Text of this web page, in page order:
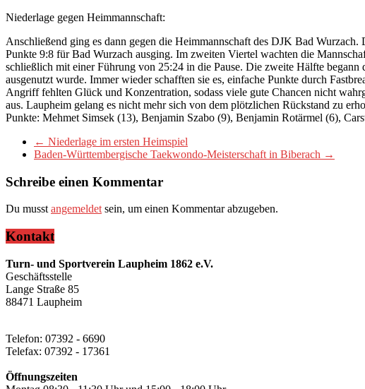
Niederlage gegen Heimmannschaft:
Anschließend ging es dann gegen die Heimmannschaft des DJK Bad
Punkte 9:8 für Bad Wurzach ausging. Im zweiten Viertel wachten die
schließlich mit einer Führung von 25:24 in die Pause. Die zweite Hälfte
ausgenutzt wurde. Immer wieder schafften sie es, einfache Punkte durch
Angriff fehlten Glück und Konzentration, sodass viele gute Chancen nicht
aus. Laupheim gelang es nicht mehr sich von dem plötzlichen Rückstand zu
Punkte: Mehmet Simsek (13), Benjamin Szabo (9), Benjamin Rotärmel (6),
← Niederlage im ersten Heimspiel
Baden-Württembergische Taekwondo-Meisterschaft in Biberach →
Schreibe einen Kommentar
Du musst angemeldet sein, um einen Kommentar abzugeben.
Kontakt
Turn- und Sportverein Laupheim 1862 e.V.
Geschäftsstelle
Lange Straße 85
88471 Laupheim
Telefon: 07392 - 6690
Telefax: 07392 - 17361
Öffnungszeiten